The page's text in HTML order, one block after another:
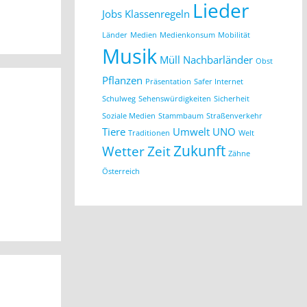
Jobs Klassenregeln Lieder
Länder Medien Medienkonsum Mobilität
Musik Müll Nachbarländer Obst
Pflanzen Präsentation Safer Internet
Schulweg Sehenswürdigkeiten Sicherheit
Soziale Medien Stammbaum Straßenverkehr
Tiere Traditionen Umwelt UNO Welt
WetterZeitZukunft Zähne
Österreich